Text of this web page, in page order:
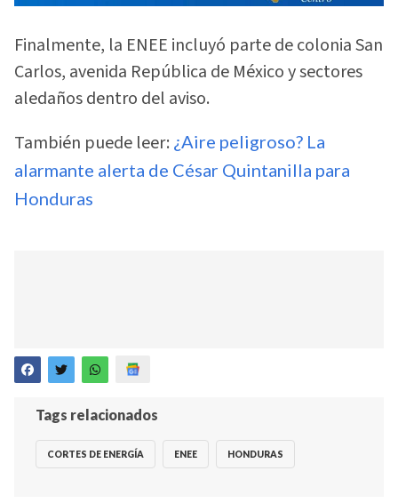
Finalmente, la ENEE incluyó parte de colonia San
Carlos, avenida República de México y sectores
aledaños dentro del aviso.
También puede leer: ¿Aire peligroso? La
alarmante alerta de César Quintanilla para
Honduras
Tags relacionados
CORTES DE ENERGÍA ENEE HONDURAS